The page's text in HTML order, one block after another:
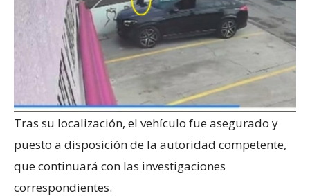
Tras su localización, el vehículo fue asegurado y
puesto a disposición de la autoridad competente,
que continuará con las investigaciones
correspondientes.